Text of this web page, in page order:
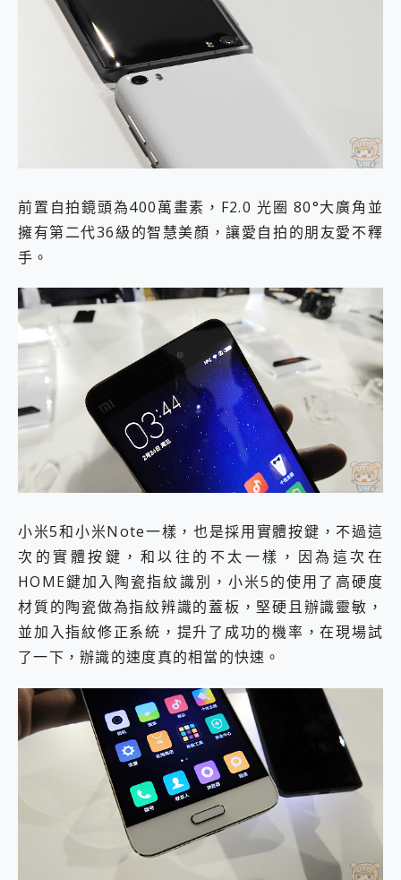
前置自拍鏡頭為400萬畫素，F2.0 光圈 80°大廣角並
擁有第二代36級的智慧美顏，讓愛自拍的朋友愛不釋
手。
小米5和小米Note一樣，也是採用實體按鍵，不過這
次的實體按鍵，和以往的不太一樣，因為這次在
HOME鍵加入陶瓷指紋識別，小米5的使用了高硬度
材質的陶瓷做為指紋辨識的蓋板，堅硬且辦識靈敏，
並加入指紋修正系統，提升了成功的機率，在現場試
了一下，辦識的速度真的相當的快速。